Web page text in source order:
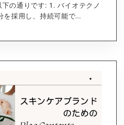
の通りです: 1. バイオテクノ
を採用し、持続可能で...